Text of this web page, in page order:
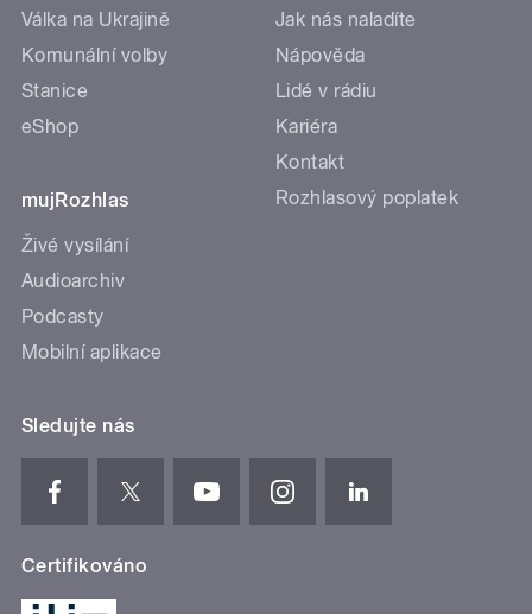
Válka na Ukrajině
Komunální volby
Stanice
eShop
mujRozhlas
Živé vysílání
Audioarchiv
Podcasty
Mobilní aplikace
Jak nás naladíte
Nápověda
Lidé v rádiu
Kariéra
Kontakt
Rozhlasový poplatek
Sledujte nás
Certifikováno